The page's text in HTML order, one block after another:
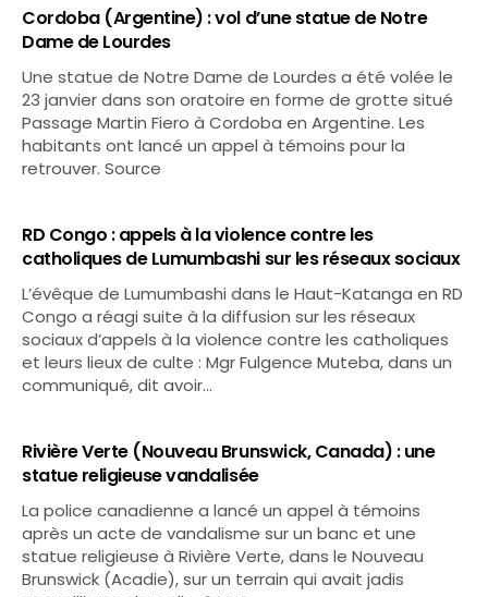
Cordoba (Argentine) : vol d’une statue de Notre
Dame de Lourdes
Une statue de Notre Dame de Lourdes a été volée le
23 janvier dans son oratoire en forme de grotte situé
Passage Martin Fiero à Cordoba en Argentine. Les
habitants ont lancé un appel à témoins pour la
retrouver. Source
RD Congo : appels à la violence contre les
catholiques de Lumumbashi sur les réseaux sociaux
L’évêque de Lumumbashi dans le Haut-Katanga en RD
Congo a réagi suite à la diffusion sur les réseaux
sociaux d’appels à la violence contre les catholiques
et leurs lieux de culte : Mgr Fulgence Muteba, dans un
communiqué, dit avoir…
Rivière Verte (Nouveau Brunswick, Canada) : une
statue religieuse vandalisée
La police canadienne a lancé un appel à témoins
après un acte de vandalisme sur un banc et une
statue religieuse à Rivière Verte, dans le Nouveau
Brunswick (Acadie), sur un terrain qui avait jadis